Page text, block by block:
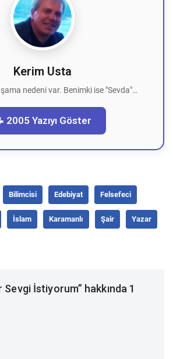
Kerim Usta
nedeni var. Benimki ise "Sevda"…
2005 Yazıyı Göster
Bilimcisi Edebiyat Felsefeci
İslam Karamanlı Şair Yazar
Sevgi İstiyorum” hakkında 1